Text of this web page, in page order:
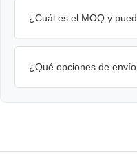
¿Cuál es el MOQ y
¿Qué opciones de